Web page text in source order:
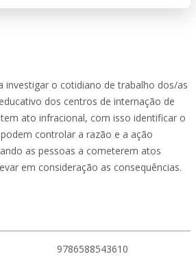
investigar o cotidiano de trabalho dos/as
dos centros de internação de
ato infracional, com isso identificar o
controlar a razão e a ação
as pessoas a cometerem atos
em consideração as consequências.
9786588543610